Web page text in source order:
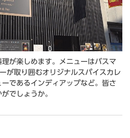
が楽しめます。メニューはバスマ
が取り囲むオリジナルスパイスカレ
であるインディアップなど。皆さ
でしょうか。